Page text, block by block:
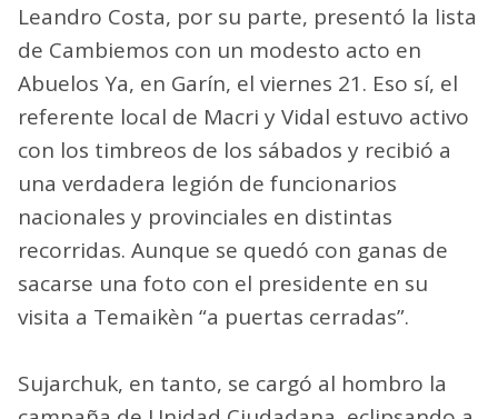
Leandro Costa, por su parte, presentó la lista
de Cambiemos con un modesto acto en
Abuelos Ya, en Garín, el viernes 21. Eso sí, el
referente local de Macri y Vidal estuvo activo
con los timbreos de los sábados y recibió a
una verdadera legión de funcionarios
nacionales y provinciales en distintas
recorridas. Aunque se quedó con ganas de
sacarse una foto con el presidente en su
visita a Temaikèn “a puertas cerradas”.
Sujarchuk, en tanto, se cargó al hombro la